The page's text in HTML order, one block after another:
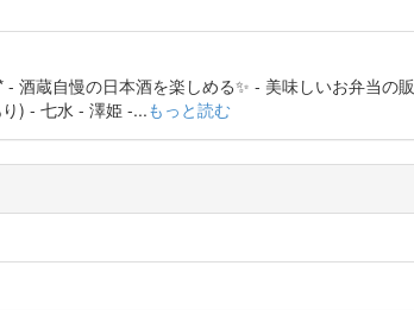
酒蔵自慢の日本酒を楽しめる✨ - 美味しいお弁当の販
) - 七水 - 澤姫 -...もっと読む